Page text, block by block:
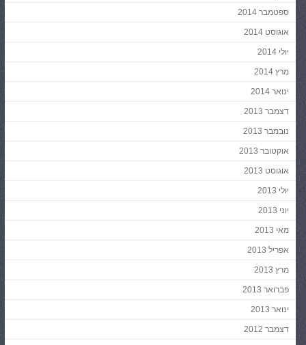
ספטמבר 2014
אוגוסט 2014
יולי 2014
מרץ 2014
ינואר 2014
דצמבר 2013
נובמבר 2013
אוקטובר 2013
אוגוסט 2013
יולי 2013
יוני 2013
מאי 2013
אפריל 2013
מרץ 2013
פברואר 2013
ינואר 2013
דצמבר 2012